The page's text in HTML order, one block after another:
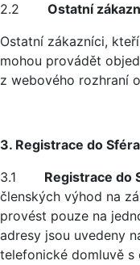
2.2 Ostatní
Ostatní zákazníci,
mohou provádět
z webového rozhraní
3. Registrace do
3.1 Registrace do
členských výhod na
provést pouze na
adresy jsou uvedeny
telefonické domluvě s